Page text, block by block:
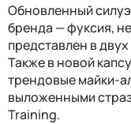
Обновленный
бренда — фуксия,
представлен в
Также в новой
трендовые майки-
выложенными
Training.